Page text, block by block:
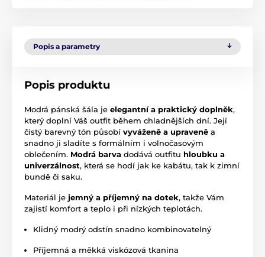
Popis a parametry
Popis produktu
Modrá pánská šála je elegantní a praktický doplněk,
který doplní Váš outfit během chladnějších dní. Její
čistý barevný tón působí vyváženě a upraveně a
snadno ji sladíte s formálním i volnočasovým
oblečením. Modrá barva dodává outfitu hloubku a
univerzálnost, která se hodí jak ke kabátu, tak k zimní
bundě či saku.
Materiál je jemný a příjemný na dotek, takže Vám
zajistí komfort a teplo i při nízkých teplotách.
Klidný modrý odstín snadno kombinovatelný
Příjemná a měkká viskózová tkanina